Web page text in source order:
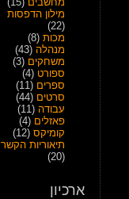
מילון הדפסות
(22)
מכות (8)
מנהלה (43)
משחקים (3)
ספורט (4)
ספרים (11)
סרטים (44)
עבודה (11)
פאזלים (4)
קומיקס (12)
תיאוריות הקשר
(20)
ארכיון